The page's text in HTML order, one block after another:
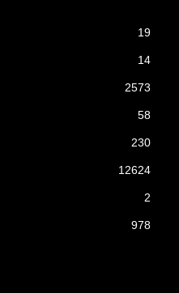
19
14
2573
58
230
12624
2
978